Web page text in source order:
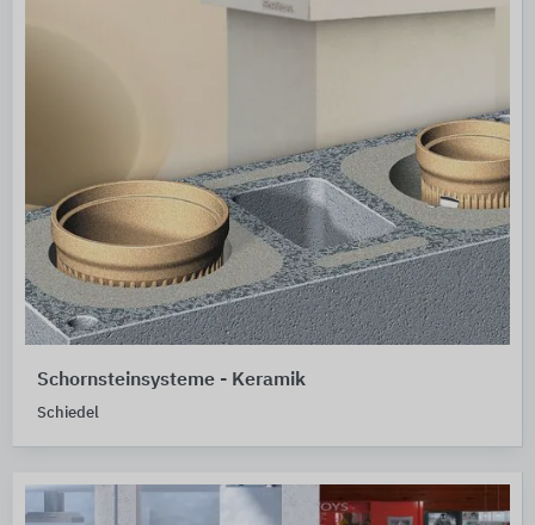
Schornsteinsysteme - Keramik
Schiedel